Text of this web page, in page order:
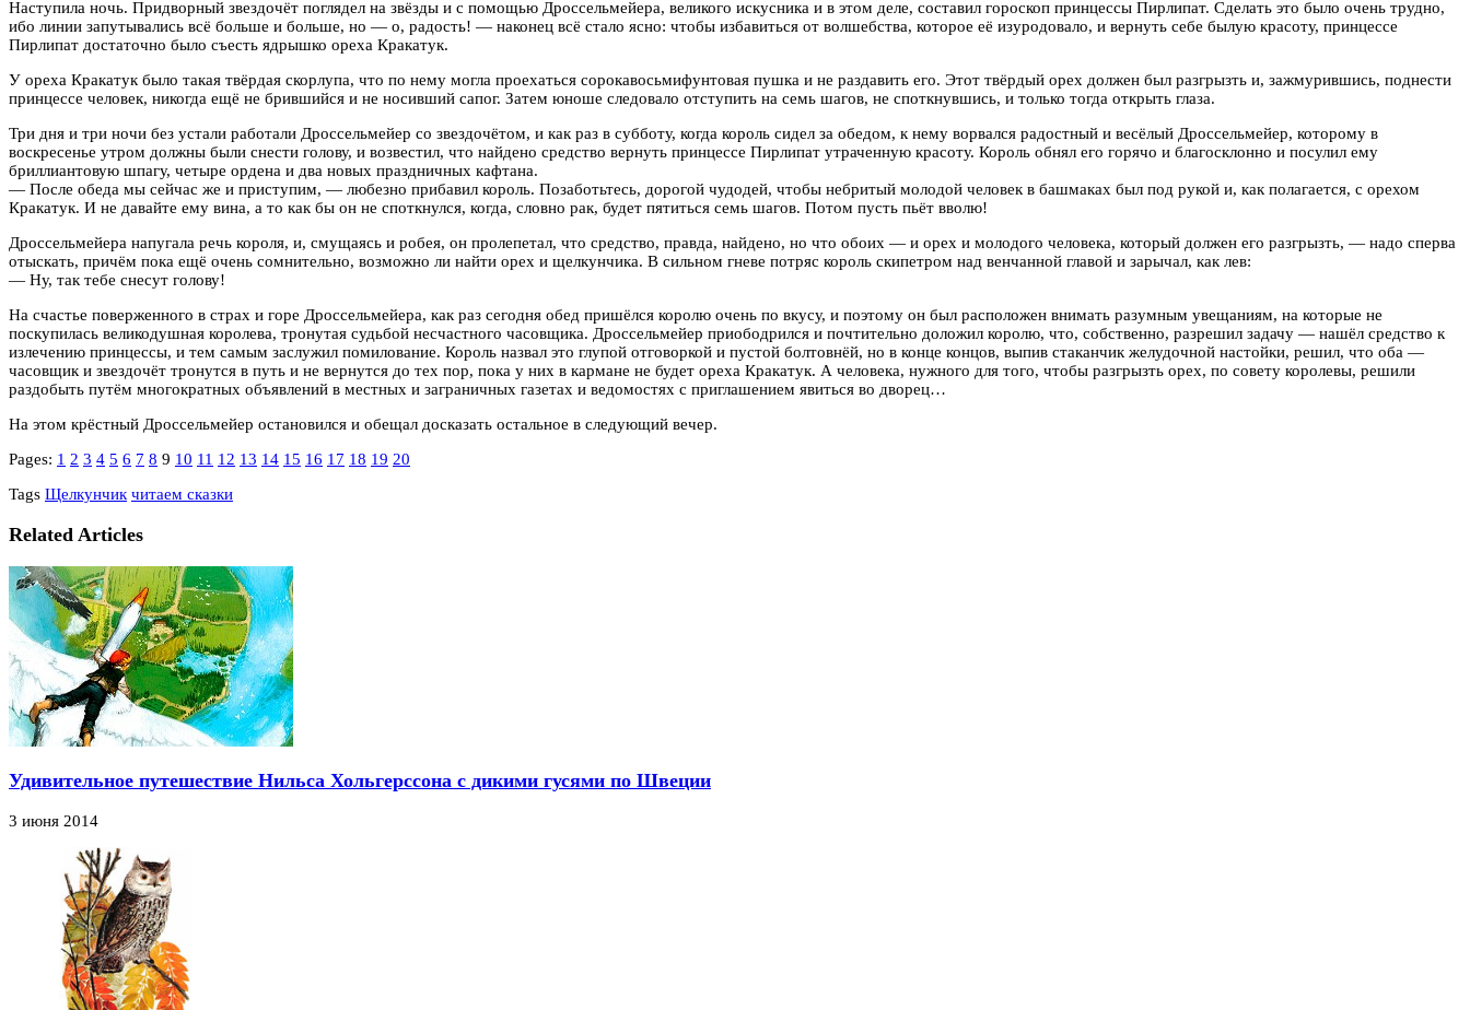
Наступила ночь. Придворный звездочёт поглядел на звёзды и с помощью Дроссельмейера, великого искусника и в этом деле, составил гороскоп принцессы Пирлипат. Сделать это было очень трудно,
ибо линии запутывались всё больше и больше, но — о, радость! — наконец всё стало ясно: чтобы избавиться от волшебства, которое её изуродовало, и вернуть себе былую красоту, принцессе
Пирлипат достаточно было съесть ядрышко ореха Кракатук.
У ореха Кракатук было такая твёрдая скорлупа, что по нему могла проехаться сорокавосьмифунтовая пушка и не раздавить его. Этот твёрдый орех должен был разгрызть и, зажмурившись, поднести
принцессе человек, никогда ещё не брившийся и не носивший сапог. Затем юноше следовало отступить на семь шагов, не споткнувшись, и только тогда открыть глаза.
Три дня и три ночи без устали работали Дроссельмейер со звездочётом, и как раз в субботу, когда король сидел за обедом, к нему ворвался радостный и весёлый Дроссельмейер, которому в
воскресенье утром должны были снести голову, и возвестил, что найдено средство вернуть принцессе Пирлипат утраченную красоту. Король обнял его горячо и благосклонно и посулил ему
бриллиантовую шпагу, четыре ордена и два новых праздничных кафтана.
— После обеда мы сейчас же и приступим, — любезно прибавил король. Позаботьтесь, дорогой чудодей, чтобы небритый молодой человек в башмаках был под рукой и, как полагается, с орехом
Кракатук. И не давайте ему вина, а то как бы он не споткнулся, когда, словно рак, будет пятиться семь шагов. Потом пусть пьёт вволю!
Дроссельмейера напугала речь короля, и, смущаясь и робея, он пролепетал, что средство, правда, найдено, но что обоих — и орех и молодого человека, который должен его разгрызть, — надо сперва
отыскать, причём пока ещё очень сомнительно, возможно ли найти орех и щелкунчика. В сильном гневе потряс король скипетром над венчанной главой и зарычал, как лев:
— Ну, так тебе снесут голову!
На счастье поверженного в страх и горе Дроссельмейера, как раз сегодня обед пришёлся королю очень по вкусу, и поэтому он был расположен внимать разумным увещаниям, на которые не
поскупилась великодушная королева, тронутая судьбой несчастного часовщика. Дроссельмейер приободрился и почтительно доложил королю, что, собственно, разрешил задачу — нашёл средство к
излечению принцессы, и тем самым заслужил помилование. Король назвал это глупой отговоркой и пустой болтовнёй, но в конце концов, выпив стаканчик желудочной настойки, решил, что оба —
часовщик и звездочёт тронутся в путь и не вернутся до тех пор, пока у них в кармане не будет ореха Кракатук. А человека, нужного для того, чтобы разгрызть орех, по совету королевы, решили
раздобыть путём многократных объявлений в местных и заграничных газетах и ведомостях с приглашением явиться во дворец…
На этом крёстный Дроссельмейер остановился и обещал досказать остальное в следующий вечер.
Pages: 1 2 3 4 5 6 7 8 9 10 11 12 13 14 15 16 17 18 19 20
Tags Щелкунчик читаем сказки
Related Articles
Удивительное путешествие Нильса Хольгерссона с дикими гусями по Швеции
3 июня 2014